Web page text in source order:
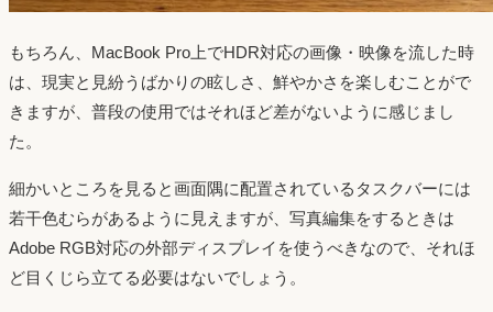
もちろん、MacBook Pro上でHDR対応の画像・映像を流した時
は、現実と見紛うばかりの眩しさ、鮮やかさを楽しむことがで
きますが、普段の使用ではそれほど差がないように感じまし
た。
細かいところを見ると画面隅に配置されているタスクバーには
若干色むらがあるように見えますが、写真編集をするときは
Adobe RGB対応の外部ディスプレイを使うべきなので、それほ
ど目くじら立てる必要はないでしょう。